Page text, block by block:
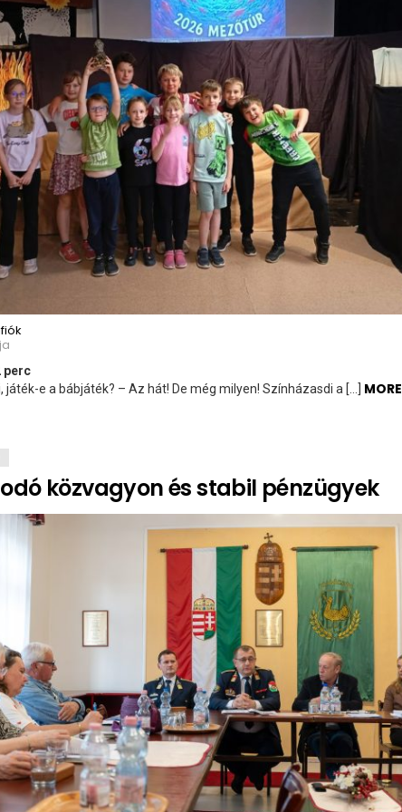
perc
játék-e a bábjáték? – Az hát! De még milyen! Színházasdi a […] MORE
közvagyon és stabil pénzügyek